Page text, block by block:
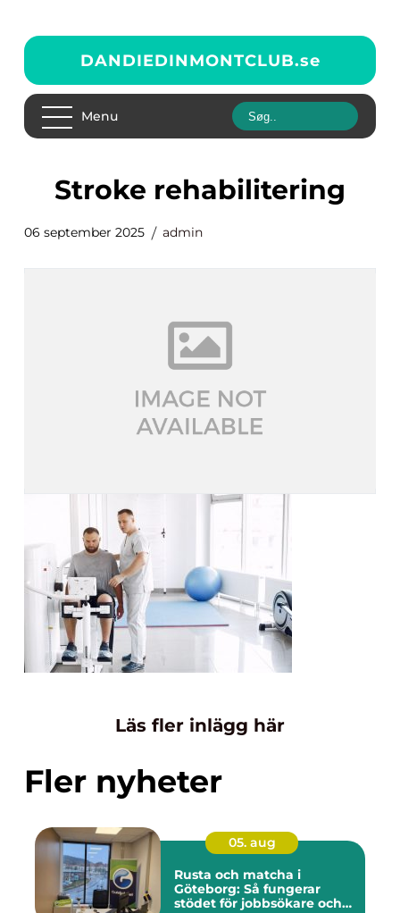
DANDIEDINMONTCLUB.se
Menu
stroke rehabilitering
06 september 2025 admin
Läs fler inlägg här
Fler nyheter
05. aug
Rusta och matcha i
Göteborg: Så fungerar
stödet för jobbsökare och